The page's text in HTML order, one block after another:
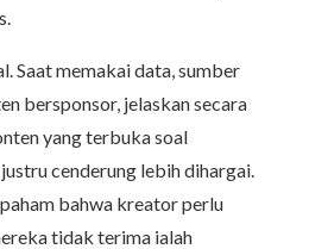
Saat memakai data, sumber
bersponsor, jelaskan secara
yang terbuka soal
cenderung lebih dihargai.
bahwa kreator perlu
tidak terima ialah